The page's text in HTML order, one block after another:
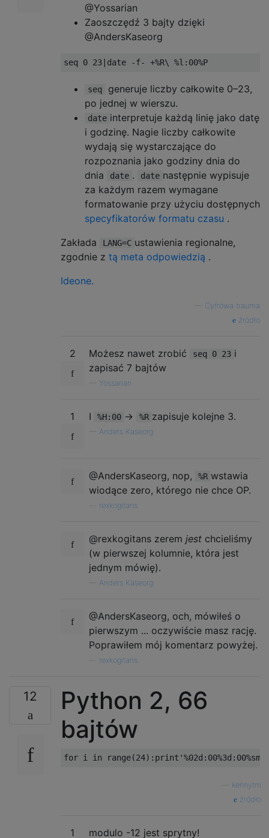
@Yossarian
Zaoszczędź 3 bajty dzięki
@AndersKaseorg
seq 0 23 date -f- +%R\ %l : 00%P
seq
generuje liczby całkowite 0–23,
po jednej w wierszu.
date interpretuje każdą linię jako datę
i godzinę. Nagie liczby całkowite
wydają się wystarczające do
rozpoznania jako godziny dnia do
dnia
date . date następnie wypisuje
za każdym razem wymagane
formatowanie przy użyciu dostępnych
specyfikatorów formatu czasu .
Zakłada
LANG=C ustawienia regionalne,
zgodnie z tą meta odpowiedzią .
Ideone.
Cyfrowa trauma
źródło
2 Możesz nawet zrobić seq 0 23 i
zapisać 7 bajtów
Yossarian
1 I %H:00 → %R zapisuje kolejne 3.
Anders Kaseorg
@AndersKaseorg, nop, %R wstawia
wiodące zero, którego nie chce OP.
rexkogitans
@rexkogitans zerem jest chcieliśmy
(w pierwszej kolumnie, która jest
jednym mówię).
Anders Kaseorg
@AndersKaseorg, och, mówiłeś o
pierwszym ... oczywiście masz rację.
Poprawiłem mój komentarz powyżej.
rexkogitans
12
Python 2, 66
bajtów
kennytm
źródło
1 modulo -12 jest sprytny!